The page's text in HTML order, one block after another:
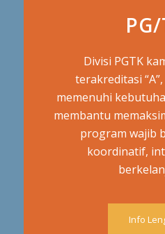
Divisi PGTK
terakreditasi
memenuhi
membantu
program wajib
koordinatif,
Info